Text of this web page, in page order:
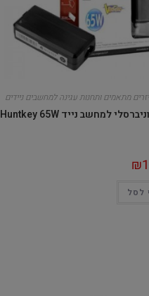
מתאמים ותחנות עגינה למחשבים ניידים
מטען אוניברסלי למחשב נייד Huntkey 65W
₪
לסל